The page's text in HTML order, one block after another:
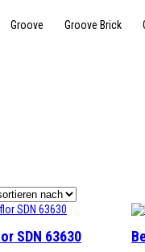
Groove Groove Brick
SDN 63630